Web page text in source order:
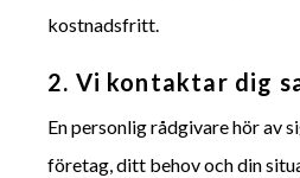
kostnadsfritt.
2. Vi kontaktar dig
En personlig rådgivare hör av
företag, ditt behov och din